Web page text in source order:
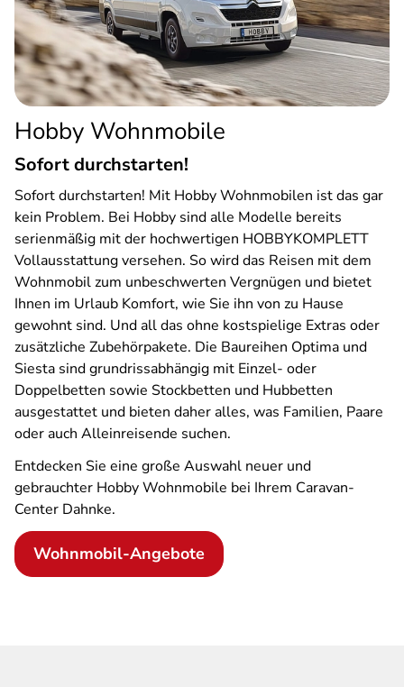
Hobby Wohnmobile
Sofort durchstarten!
Sofort durchstarten! Mit Hobby Wohnmobilen ist das gar
kein Problem. Bei Hobby sind alle Modelle bereits
serienmäßig mit der hochwertigen HOBBYKOMPLETT
Vollausstattung versehen. So wird das Reisen mit dem
Wohnmobil zum unbeschwerten Vergnügen und bietet
Ihnen im Urlaub Komfort, wie Sie ihn von zu Hause
gewohnt sind. Und all das ohne kostspielige Extras oder
zusätzliche Zubehörpakete. Die Baureihen Optima und
Siesta sind grundrissabhängig mit Einzel- oder
Doppelbetten sowie Stockbetten und Hubbetten
ausgestattet und bieten daher alles, was Familien, Paare
oder auch Alleinreisende suchen.
Entdecken Sie eine große Auswahl neuer und
gebrauchter Hobby Wohnmobile bei Ihrem Caravan-
Center Dahnke.
Wohnmobil-Angebote